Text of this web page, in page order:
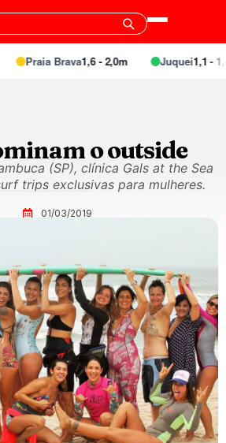
Praia Brava1,6 - 2,0m Juquei1,1 -
o outside
(SP), clínica Gals at the Sea
trips exclusivas para mulheres.
01/03/2019